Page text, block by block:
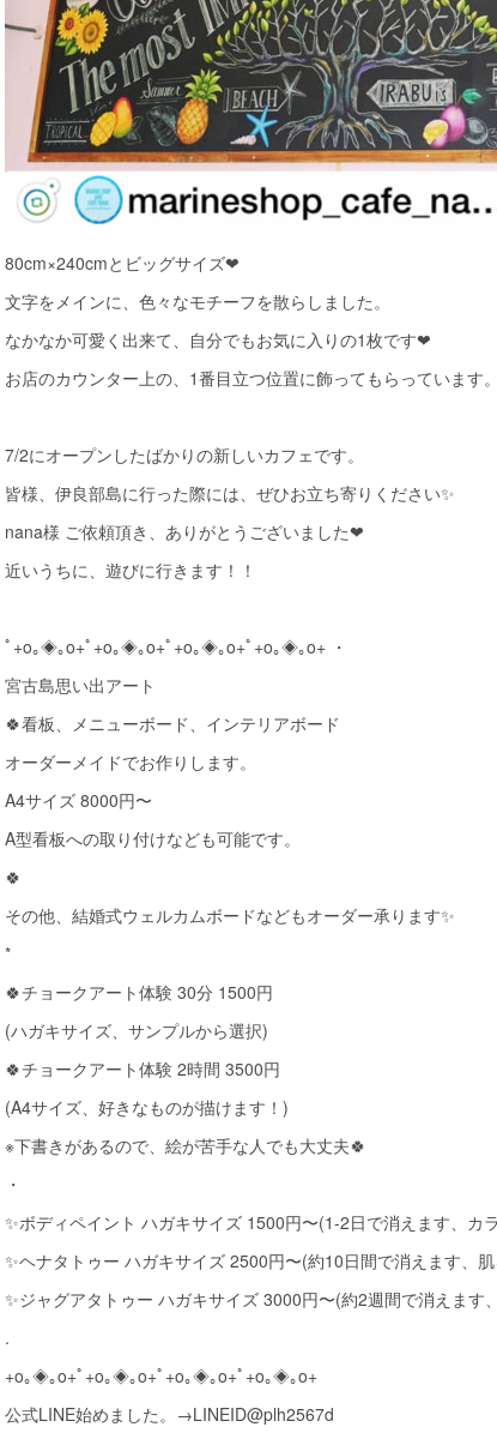
80cm×240cmとビッグサイズ❤
文字をメインに、色々なモチーフを散らしました。
なかなか可愛く出来て、自分でもお気に入りの1枚です❤
お店のカウンター上の、1番目立つ位置に飾ってもらっています。
7/2にオープンしたばかりの新しいカフェです。
皆様、伊良部島に行った際には、ぜひお立ち寄りください✨
nana様 ご依頼頂き、ありがとうございました❤
近いうちに、遊びに行きます！！
ﾟ+o｡◈｡o+ﾟ+o｡◈｡o+ﾟ+o｡◈｡o+ﾟ+o｡◈｡o+ ・
宮古島思い出アート
🍀看板、メニューボード、インテリアボード
オーダーメイドでお作りします。
A4サイズ 8000円〜
A型看板への取り付けなども可能です。
🍀
その他、結婚式ウェルカムボードなどもオーダー承ります✨
*
🍀チョークアート体験 30分 1500円
(ハガキサイズ、サンプルから選択)
🍀チョークアート体験 2時間 3500円
(A4サイズ、好きなものが描けます！)
※下書きがあるので、絵が苦手な人でも大丈夫🍀
・
✨ボディペイント ハガキサイズ 1500円〜(1-2日で消えます、カ
✨ヘナタトゥー ハガキサイズ 2500円〜(約10日間で消えます、
✨ジャグアタトゥー ハガキサイズ 3000円〜(約2週間で消えます
.
+o｡◈｡o+ﾟ+o｡◈｡o+ﾟ+o｡◈｡o+ﾟ+o｡◈｡o+
公式LINE始めました。→LINEID@plh2567d